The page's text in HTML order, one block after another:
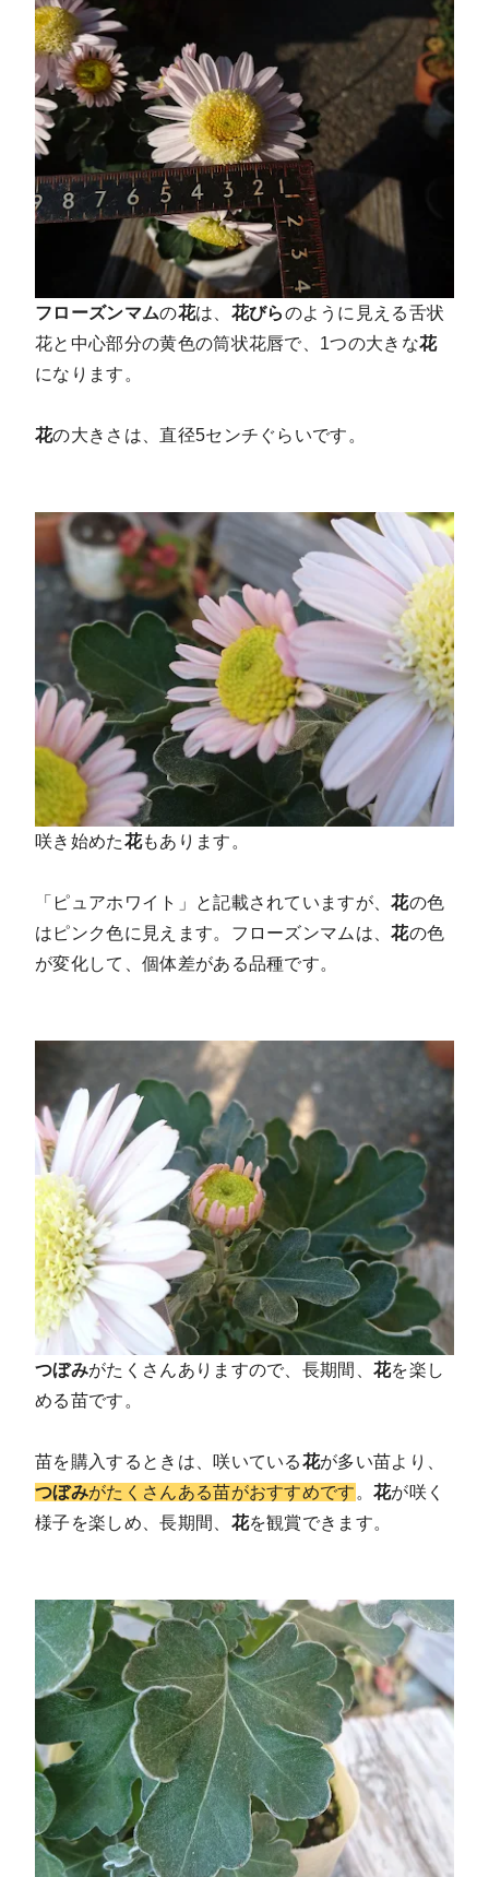
フローズンマムの花は、 花びらのように見える舌状
花と中心部分の黄色の筒状花唇で、1つの大きな花
になります。
花の大きさは、直径5センチぐらいです。
咲き始めた花もあります。
「ピュアホワイト」と記載されていますが、花の色
はピンク色に見えます。フローズンマムは、花の色
が変化して、個体差がある品種です。
つぼみがたくさんありますので、長期間、花を楽し
める苗です。
苗を購入するときは、咲いている花が多い苗より、
つぼみがたくさんある苗がおすすめです 。花が咲く
様子を楽しめ、長期間、 花を観賞できます。